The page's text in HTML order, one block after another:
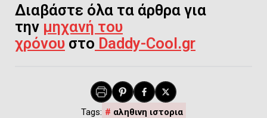
Διαβάστε όλα τα άρθρα για
την μηχανή του
χρόνου στο Daddy-Cool.gr
αληθινη ιστορια